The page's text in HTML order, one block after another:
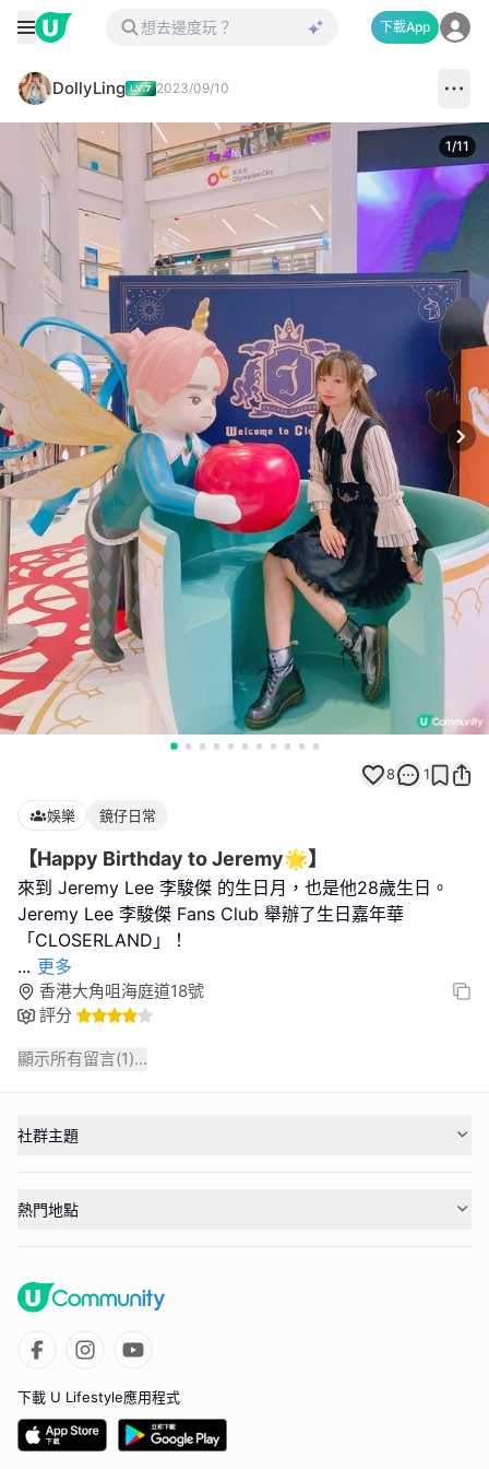
下載App
DollyLing 2023/09/10
1/11
8 1
娛樂 鏡仔日常
【Happy Birthday to Jeremy🌟】
來到 Jeremy Lee 李駿傑 的生日月，也是他28歲生日。
Jeremy Lee 李駿傑 Fans Club 舉辦了生日嘉年華
... 更多
香港大角咀海庭道18號
評分
顯示所有留言(1)...
社群主題
熱門地點
下載 U Lifestyle應用程式